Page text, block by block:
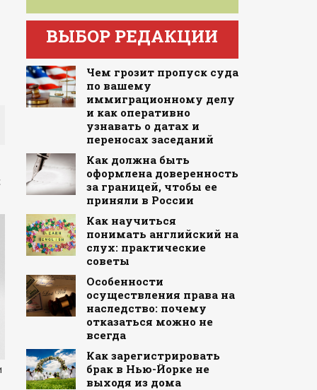
ВЫБОР РЕДАКЦИИ
Чем грозит пропуск суда
по вашему
иммиграционному делу
и как оперативно
узнавать о датах и
переносах заседаний
Как должна быть
оформлена доверенность
за границей, чтобы ее
приняли в России
Как научиться
понимать английский на
слух: практические
советы
Особенности
осуществления права на
наследство: почему
отказаться можно не
всегда
Как зарегистрировать
брак в Нью-Йорке не
выходя из дома